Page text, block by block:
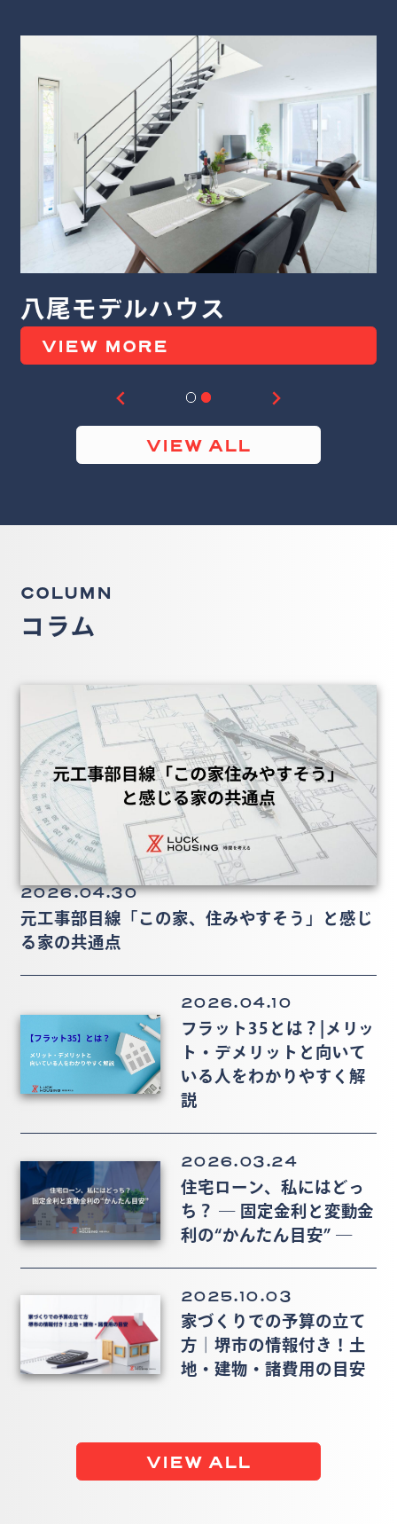
デルハウス
MORE
VIEW ALL
COLUMN
コラム
2026.04.30
元工事部目線「この家、住みやすそう」と感じ
る家の共通点
2026.04.10
フラット35とは？|メリッ
ト・デメリットと向いて
いる人をわかりやすく解
説
2026.03.24
住宅ローン、私にはどっ
ち？ ― 固定金利と変動金
利の“かんたん目安” ―
2025.10.03
家づくりでの予算の立て
方｜堺市の情報付き！土
地・建物・諸費用の目安
VIEW ALL